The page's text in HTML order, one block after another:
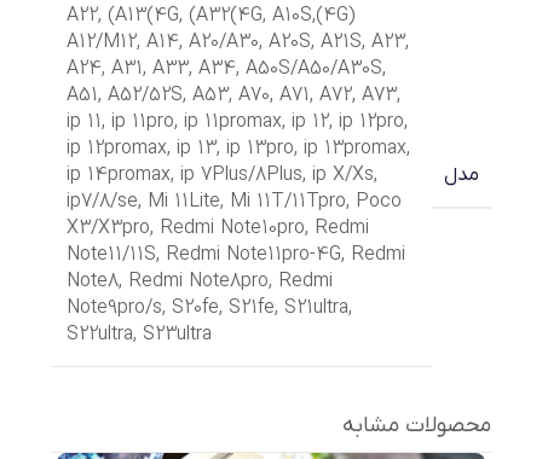
مدل
(4G)A22
, (A13(4G, (A32(4G, A10S,
A12/M12, A14, A20/A30, A20S, A21S, A23,
A24, A31, A33, A34, A50S/A50/A30S,
A51, A52/52S, A53, A70, A71, A72, A73,
ip 11, ip 11pro, ip 11promax, ip 12, ip 12pro,
ip 12promax, ip 13, ip 13pro, ip 13promax,
ip 14promax, ip 7Plus/8Plus, ip X/Xs,
ip7/8/se, Mi 11Lite, Mi 11T/11Tpro, Poco
X3/X3pro, Redmi Note10pro, Redmi
Note11/11S, Redmi Note11pro-4G, Redmi
Note8, Redmi Note8pro, Redmi
Note9pro/s, S20fe, S21fe, S21ultra,
S22ultra, S23ultra
محصولات مشابه